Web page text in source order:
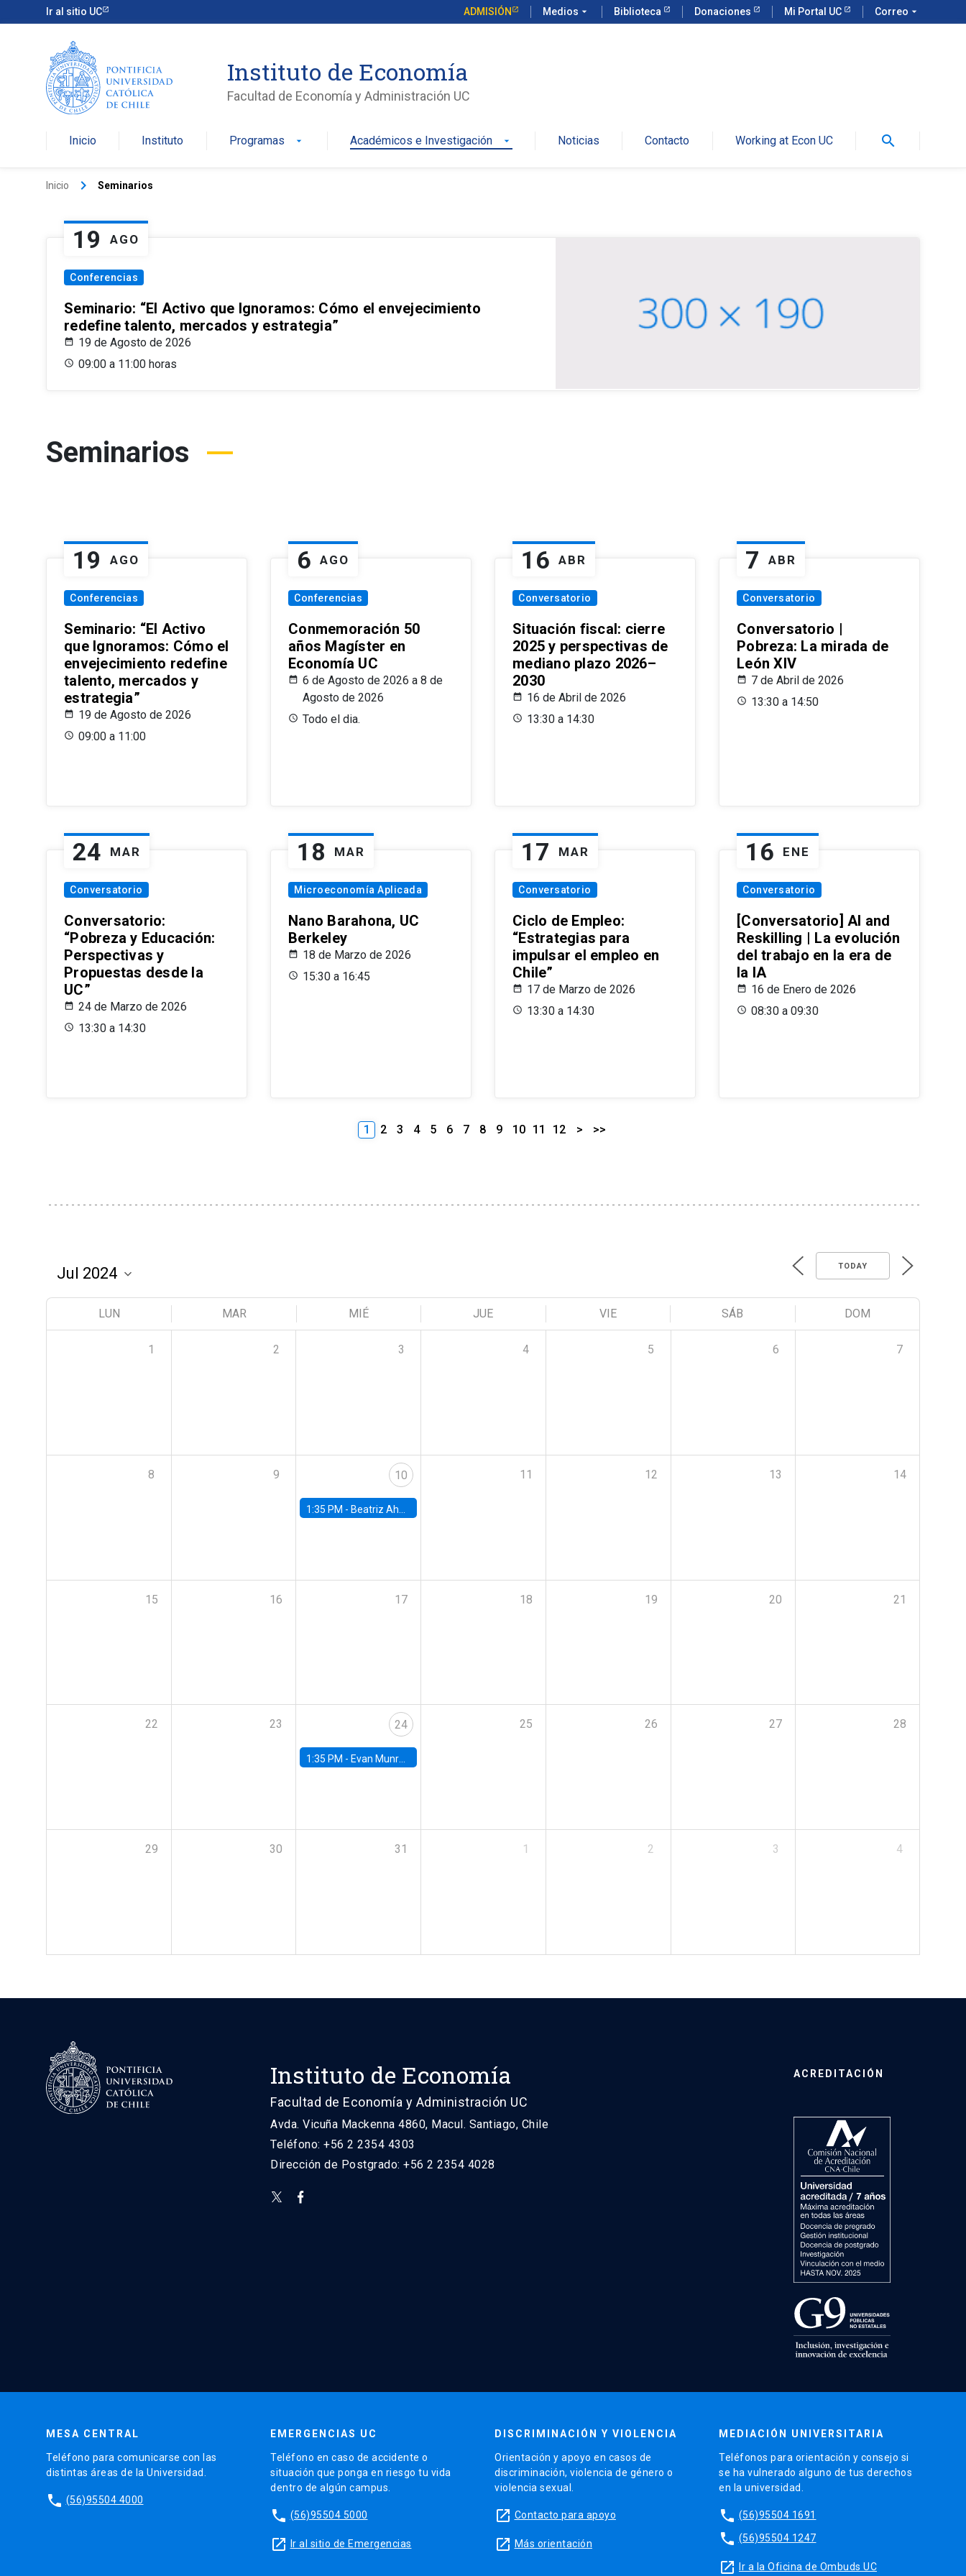
Ir al sitio UC ADMISIÓN Medios arrow_drop_down Biblioteca Donaciones Mi Portal UC Correo arrow_drop_down
Instituto de Economía
Facultad de Economía y Administración UC
Inicio Instituto Programas arrow_drop_down Académicos e Investigación arrow_drop_down Noticias Contacto Working at Econ UC search
Inicio keyboard_arrow_right Seminarios
19 AGO
Conferencias
Seminario: “El Activo que Ignoramos: Cómo el envejecimiento
redefine talento, mercados y estrategia”
19 de Agosto de 2026
09:00 a 11:00 horas
Seminarios
19 AGO
Conferencias
Seminario: “El Activo
que Ignoramos: Cómo el
envejecimiento redefine
talento, mercados y
estrategia”
19 de Agosto de 2026
09:00 a 11:00
6 AGO
Conferencias
Conmemoración 50
años Magíster en
Economía UC
6 de Agosto de 2026 a 8 de
Agosto de 2026
Todo el dia.
16 ABR
Conversatorio
Situación fiscal: cierre
2025 y perspectivas de
mediano plazo 2026–
2030
16 de Abril de 2026
13:30 a 14:30
7 ABR
Conversatorio
Conversatorio |
Pobreza: La mirada de
León XIV
7 de Abril de 2026
13:30 a 14:50
24 MAR
Conversatorio
Conversatorio:
“Pobreza y Educación:
Perspectivas y
Propuestas desde la
UC”
24 de Marzo de 2026
13:30 a 14:30
18 MAR
Microeconomía Aplicada
Nano Barahona, UC
Berkeley
18 de Marzo de 2026
15:30 a 16:45
17 MAR
Conversatorio
Ciclo de Empleo:
“Estrategias para
impulsar el empleo en
Chile”
17 de Marzo de 2026
13:30 a 14:30
16 ENE
Conversatorio
[Conversatorio] AI and
Reskilling | La evolución
del trabajo en la era de
la IA
16 de Enero de 2026
08:30 a 09:30
1 2 3 4 5 6 7 8 9 10 11 12 > >>
TODAY
LUN MAR MIÉ JUE VIE SÁB DOM
1 2 3 4 5 6 7
8 9 10
1:35 PM - Beatriz Ahumada, PhD candidate, Universidad de Pittsburgh
11 12 13 14
15 16 17 18 19 20 21
22 23 24
1:35 PM - Evan Munro, Neyman Visiting Assistant Professor in the Department of Statistics at UC Berkeley
25 26 27 28
29 30 31 1 2 3 4
Instituto de Economía
Facultad de Economía y Administración UC
Avda. Vicuña Mackenna 4860, Macul. Santiago, Chile
Teléfono: +56 2 2354 4303
Dirección de Postgrado: +56 2 2354 4028
ACREDITACIÓN
MESA CENTRAL
Teléfono para comunicarse con las
distintas áreas de la Universidad.
phone (56)95504 4000
EMERGENCIAS UC
Teléfono en caso de accidente o
situación que ponga en riesgo tu vida
dentro de algún campus.
phone (56)95504 5000
launch Ir al sitio de Emergencias
DISCRIMINACIÓN Y VIOLENCIA
Orientación y apoyo en casos de
discriminación, violencia de género o
violencia sexual.
launch Contacto para apoyo
launch Más orientación
MEDIACIÓN UNIVERSITARIA
Teléfonos para orientación y consejo si
se ha vulnerado alguno de tus derechos
en la universidad.
phone (56)95504 1691
phone (56)95504 1247
launch Ir a la Oficina de Ombuds UC